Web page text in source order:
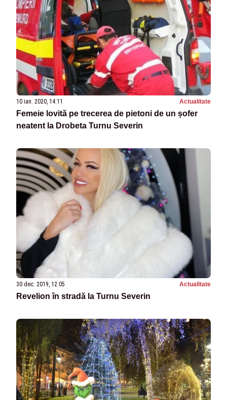
10 ian. 2020, 14:11 Actualitate
Femeie lovită pe trecerea de pietoni de un șofer
neatent la Drobeta Turnu Severin
30 dec. 2019, 12:05 Actualitate
Revelion în stradă la Turnu Severin